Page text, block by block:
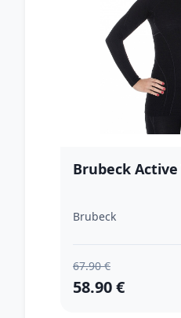
Brubeck Active
Brubeck
67.90 €
58.90 €